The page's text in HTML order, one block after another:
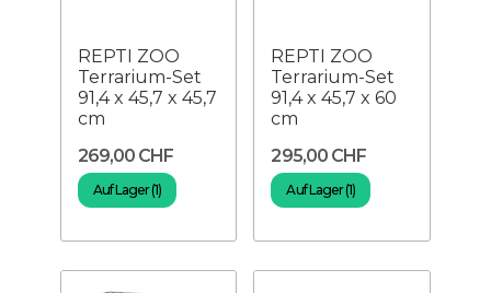
REPTI ZOO
Terrarium-Set
91,4 x 45,7 x 45,7
cm
269,00 CHF
Auf Lager (1)
REPTI ZOO
Terrarium-Set
91,4 x 45,7 x 60
cm
295,00 CHF
Auf Lager (1)